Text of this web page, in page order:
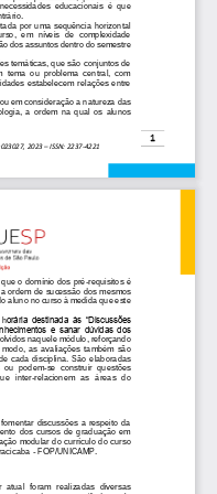
, 2023 –ISSN: 2237-4221
1
educacionais  é  que
por  uma  sequência  horizontal
em  níveis  de  complexidade
dos assuntos dentro do semestre
temáticas, que são conjuntos de
tema  ou  problema  central,  com
estabelecem relações entre
em consideração a natureza das
a  ordem  na  qual  os  alunos
que o domínio dos pré-requisitos é
ordem de sucessão dos mesmos
aluno no curso à medida que este
horária  destinada  às  “Discussões
e  sanar  dúvidas  dos
naquele módulo, reforçando
modo,  as  avaliações  também  são
cada  disciplina.  São  elaboradas
ou  podem-se  construir  questões
inter-relacionem  as  áreas  do
discussões  a  respeito  da
dos  cursos  de  graduação  em
modular do currículo do curso
-FOP/UNICAMP.
atual  foram  realizadas  diversas